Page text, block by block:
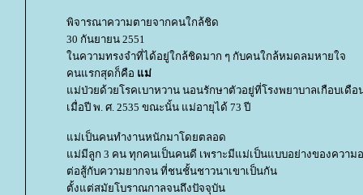
พิจารณาความตายจากคนใกล้ชิด
30 กันยายน 2551
นความทรงจำที่ได้อยู่ใกล้ชิดมาก ๆ กับคนใกล้หมดลมหายใจ
คนแรกสุดก็คือ ม่
ม่ป่วยด้วยโรคเบาหวาน นอนรักษาตัวอยู่ที่โรงพยาบาลเกือบเดือ
เมื่อปี พ. ศ. 2535 ขณะนั้น แม่อายุได้ 73 ปี
ม่เป็นคนทำงานหนักมาโดยตลอด
ม่มีลูก 3 คน ทุกคนเป็นคนดี เพราะมีแม่เป็นแบบอย่างของความ
ต่อสู้กับความยากจน ที่ชนชั้นชาวนาเขาเป็นกัน
ตั้งแต่สมัยโบราณกาลจนถึงปัจจุบัน